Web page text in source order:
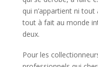
qui n’appartient ni
tout à fait au monde
deux.
Pour les